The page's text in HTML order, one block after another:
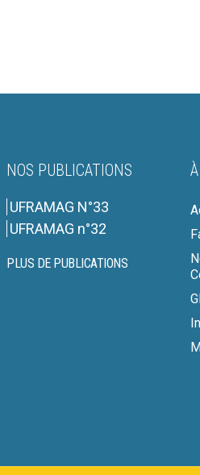
NOS PUBLICATIONS
UFRAMAG N°33
UFRAMAG n°32
PLUS DE PUBLICATIONS